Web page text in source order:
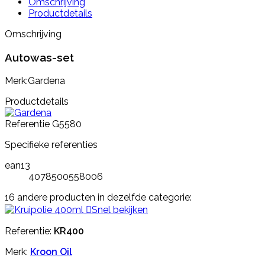
Productdetails
Omschrijving
Autowas-set
Merk:Gardena
Productdetails
Referentie G5580
Specifieke referenties
ean13
4078500558006
16 andere producten in dezelfde categorie:
Snel bekijken
Referentie: KR400
Merk: Kroon Oil